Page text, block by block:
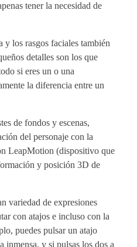
tener la necesidad de
y los rasgos faciales también
detalles son los que
si eres un o una
la diferencia entre un
de fondos y escenas,
del personaje con la
LeapMotion (dispositivo que
y posición 3D de
variedad de expresiones
con atajos e incluso con la
puedes pulsar un atajo
inmensa, y si pulsas los dos a